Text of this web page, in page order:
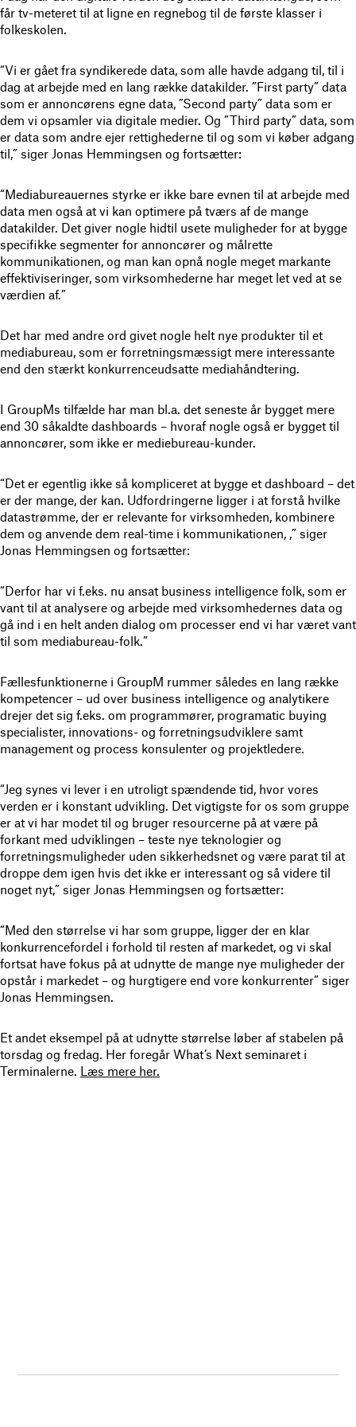
får tv-meteret til at ligne en regnebog til de første klasser i
folkeskolen.
“Vi er gået fra syndikerede data, som alle havde adgang til, til i
dag at arbejde med en lang række datakilder. ”First party” data
som er annoncørens egne data, ”Second party” data som er
dem vi opsamler via digitale medier. Og ”Third party” data, som
er data som andre ejer rettighederne til og som vi køber adgang
til,” siger Jonas Hemmingsen og fortsætter:
“Mediabureauernes styrke er ikke bare evnen til at arbejde med
data men også at vi kan optimere på tværs af de mange
datakilder. Det giver nogle hidtil usete muligheder for at bygge
specifikke segmenter for annoncører og målrette
kommunikationen, og man kan opnå nogle meget markante
effektiviseringer, som virksomhederne har meget let ved at se
værdien af.”
Det har med andre ord givet nogle helt nye produkter til et
mediabureau, som er forretningsmæssigt mere interessante
end den stærkt konkurrenceudsatte mediahåndtering.
I GroupMs tilfælde har man bl.a. det seneste år bygget mere
end 30 såkaldte dashboards – hvoraf nogle også er bygget til
annoncører, som ikke er mediebureau-kunder.
“Det er egentlig ikke så kompliceret at bygge et dashboard – det
er der mange, der kan. Udfordringerne ligger i at forstå hvilke
datastrømme, der er relevante for virksomheden, kombinere
dem og anvende dem real-time i kommunikationen, ,” siger
Jonas Hemmingsen og fortsætter:
“Derfor har vi f.eks. nu ansat business intelligence folk, som er
vant til at analysere og arbejde med virksomhedernes data og
gå ind i en helt anden dialog om processer end vi har været vant
til som mediabureau-folk.”
Fællesfunktionerne i GroupM rummer således en lang række
kompetencer – ud over business intelligence og analytikere
drejer det sig f.eks. om programmører, programatic buying
specialister, innovations- og forretningsudviklere samt
management og process konsulenter og projektledere.
“Jeg synes vi lever i en utroligt spændende tid, hvor vores
verden er i konstant udvikling. Det vigtigste for os som gruppe
er at vi har modet til og bruger resourcerne på at være på
forkant med udviklingen – teste nye teknologier og
forretningsmuligheder uden sikkerhedsnet og være parat til at
droppe dem igen hvis det ikke er interessant og så videre til
noget nyt,” siger Jonas Hemmingsen og fortsætter:
“Med den størrelse vi har som gruppe, ligger der en klar
konkurrencefordel i forhold til resten af markedet, og vi skal
fortsat have fokus på at udnytte de mange nye muligheder der
opstår i markedet – og hurgtigere end vore konkurrenter” siger
Jonas Hemmingsen.
Et andet eksempel på at udnytte størrelse løber af stabelen på
torsdag og fredag. Her foregår What’s Next seminaret i
Terminalerne. Læs mere her.